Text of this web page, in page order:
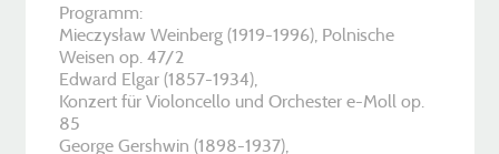
Programm:
Mieczysław Weinberg (1919-1996), Polnische
Weisen op. 47/2
Edward Elgar (1857-1934),
Konzert für Violoncello und Orchester e-Moll op.
85
George Gershwin (1898-1937),